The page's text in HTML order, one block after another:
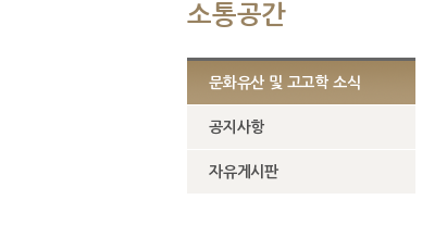
소통공간
문화유산 및 고고학 소식
공지사항
자유게시판